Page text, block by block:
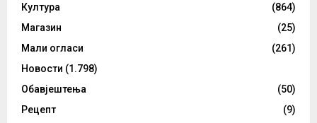
Култура
(864)
Магазин
(25)
Мали огласи
(261)
Новости (1.798)
Обавјештења
(50)
Рецепт
(9)